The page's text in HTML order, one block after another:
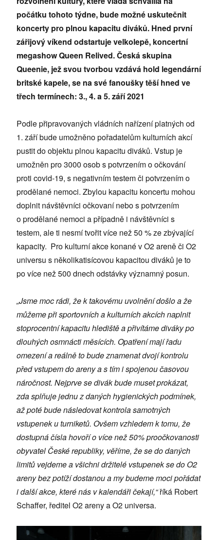
počátku tohoto týdne, bude možné uskutečnit
koncerty pro plnou kapacitu diváků. Hned první
zářijový víkend odstartuje velkolepě, koncertní
megashow Queen Relived. Česká skupina
Queenie, jež svou tvorbou vzdává hold legendární
britské kapele, se na své fanoušky těší hned ve
třech termínech: 3., 4. a 5. září 2021
Podle připravovaných vládních nařízení platných od
1. září bude umožněno pořadatelům kulturních akcí
pustit do objektu plnou kapacitu diváků. Vstup je
umožněn pro 3000 osob s potvrzením o očkování
proti covid-19, s negativním testem či potvrzením o
prodělané nemoci. Zbylou kapacitu koncertu mohou
doplnit návštěvníci očkovaní nebo s potvrzením
o prodělané nemoci a případně i návštěvníci s
testem, ale ti nesmí tvořit více než 50 % ze zbývající
kapacity. Pro kulturní akce konané v O2 areně či O2
universu s několikatisícovou kapacitou diváků je to
po více než 500 dnech odstávky významný posun.
„Jsme moc rádi, že k takovému uvolnění došlo a že
můžeme při sportovních a kulturních akcích naplnit
stoprocentní kapacitu hlediště a přivítáme diváky po
dlouhých osmnácti měsících. Opatření mají řadu
omezení a reálně to bude znamenat dvojí kontrolu
před vstupem do areny a s tím i spojenou časovou
náročnost. Nejprve se divák bude muset prokázat,
zda splňuje jednu z daných hygienických podmínek,
až poté bude následovat kontrola samotných
vstupenek u turniketů. Ovšem vzhledem k tomu, že
dostupná čísla hovoří o více než 50% proočkovanosti
obyvatel České republiky, věříme, že se do daných
limitů vejdeme a všichni držitelé vstupenek se do O2
areny bez potíží dostanou a my budeme moci pořádat
i další akce, které nás v kalendáři čekají,“říká Robert
Schaffer, ředitel O2 areny a O2 universa.